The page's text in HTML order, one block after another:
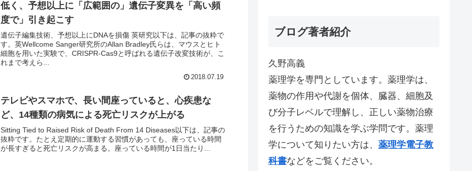
低く、予想以上に「広範囲の」遺伝子変異を「高い頻
度で」引き起こす
遺伝子編集技術、予想以上にDNAを損傷 英研究以下は、記事の抜粋で
す。英Wellcome Sanger研究所のAllan Bradley氏らは、マウスとヒト
細胞を用いた実験で、CRISPR-Cas9と呼ばれる遺伝子改変技術が、こ
れまで考えら...
2018.07.19
テレビやスマホで、長い間座っていると、心疾患な
ど、14種類の病気による死亡リスクが上がる
Sitting Tied to Raised Risk of Death From 14 Diseases以下は、記事の
抜粋です。たとえ定期的に運動する習慣があっても、座っている時間
が長すぎると死亡リスクが高まる。座っている時間が1日当たり...
ブログ著者紹介
久野高義
薬理学を専門としています。薬理学は、
薬物の作用や代謝を個体、臓器、細胞及
び分子レベルで理解し、正しい薬物治療
を行うための知識を学ぶ学問です。薬理
学について知りたい方は、 薬理学電子教
科書などをご覧ください。